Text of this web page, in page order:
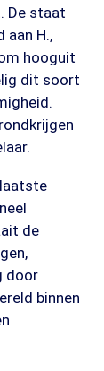
De staat
aan H.,
hooguit
dit soort
de
door
binnen